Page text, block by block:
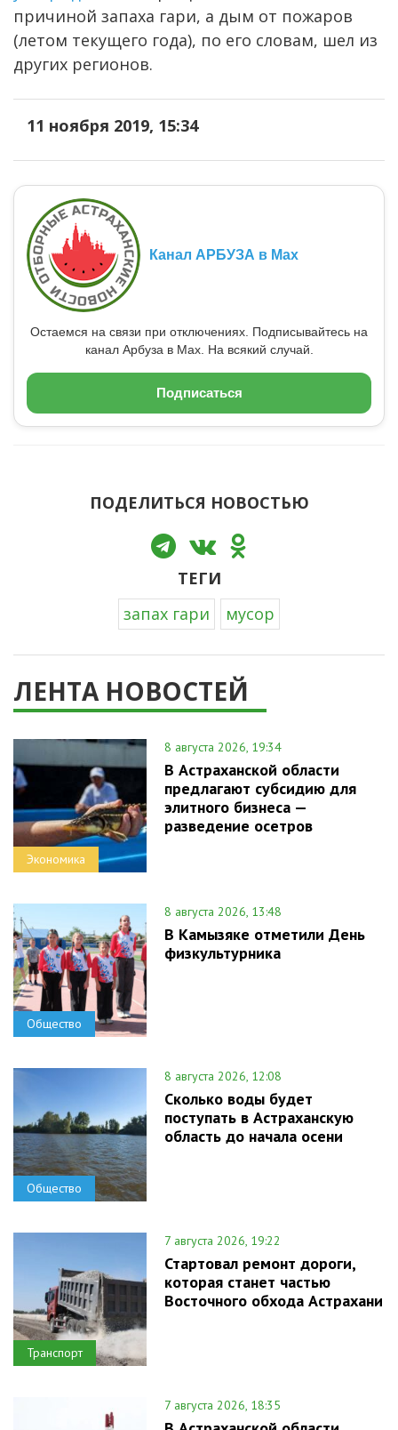
причиной запаха гари, а дым от пожаров
(летом текущего года), по его словам, шел из
других регионов.
11 ноября 2019, 15:34
Канал АРБУЗА в Max
Остаемся на связи при отключениях. Подписывайтесь на
канал Арбуза в Max. На всякий случай.
Подписаться
ПОДЕЛИТЬСЯ НОВОСТЬЮ
ТЕГИ
запах гари
мусор
ЛЕНТА НОВОСТЕЙ
Экономика
8 августа 2026, 19:34
В Астраханской области
предлагают субсидию для
элитного бизнеса —
разведение осетров
Общество
8 августа 2026, 13:48
В Камызяке отметили День
физкультурника
Общество
8 августа 2026, 12:08
Сколько воды будет
поступать в Астраханскую
область до начала осени
Транспорт
7 августа 2026, 19:22
Стартовал ремонт дороги,
которая станет частью
Восточного обхода Астрахани
7 августа 2026, 18:35